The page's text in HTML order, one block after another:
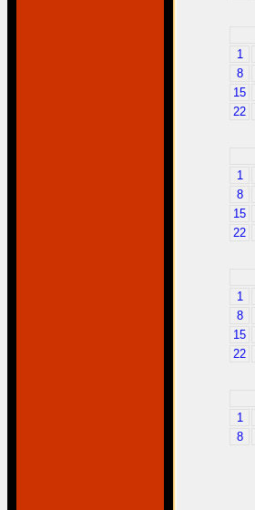
1
8
15
22
1
8
15
22
1
8
15
22
1
8